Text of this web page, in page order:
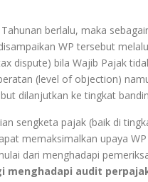
berlalu, maka
WP tersebut
dispute) bila Wajib Pajak
(level of objection)
dilanjutkan ke tingkat
sengketa pajak (baik di
memaksimalkan upaya
dari menghadapi
menghadapi audit